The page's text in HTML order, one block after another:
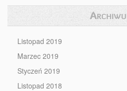
Listopad 2019
Marzec 2019
Styczeń 2019
Listopad 2018